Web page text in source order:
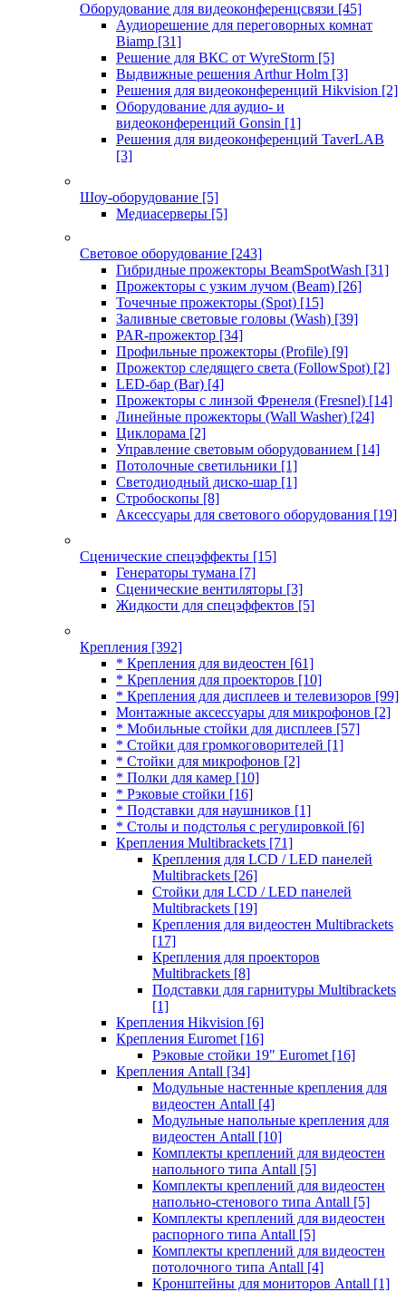
Оборудование для видеоконференцсвязи [45]
Аудиорешение для переговорных комнат
Biamp [31]
Решение для ВКС от WyreStorm [5]
Выдвижные решения Arthur Holm [3]
Решения для видеоконференций Hikvision [2]
Оборудование для аудио- и
видеоконференций Gonsin [1]
Решения для видеоконференций TaverLAB
[3]
Шоу-оборудование [5]
Медиасерверы [5]
Световое оборудование [243]
Гибридные прожекторы BeamSpotWash [31]
Прожекторы с узким лучом (Beam) [26]
Точечные прожекторы (Spot) [15]
Заливные световые головы (Wash) [39]
PAR-прожектор [34]
Профильные прожекторы (Profile) [9]
Прожектор следящего света (FollowSpot) [2]
LED-бар (Bar) [4]
Прожекторы с линзой Френеля (Fresnel) [14]
Линейные прожекторы (Wall Washer) [24]
Циклорама [2]
Управление световым оборудованием [14]
Потолочные светильники [1]
Светодиодный диско-шар [1]
Стробоскопы [8]
Аксессуары для светового оборудования [19]
Сценические спецэффекты [15]
Генераторы тумана [7]
Сценические вентиляторы [3]
Жидкости для спецэффектов [5]
Крепления [392]
* Крепления для видеостен [61]
* Крепления для проекторов [10]
* Крепления для дисплеев и телевизоров [99]
Монтажные аксессуары для микрофонов [2]
* Мобильные стойки для дисплеев [57]
* Стойки для громкоговорителей [1]
* Стойки для микрофонов [2]
* Полки для камер [10]
* Рэковые стойки [16]
* Подставки для наушников [1]
* Столы и подстолья с регулировкой [6]
Крепления Multibrackets [71]
Крепления для LCD / LED панелей
Multibrackets [26]
Стойки для LCD / LED панелей
Multibrackets [19]
Крепления для видеостен Multibrackets
[17]
Крепления для проекторов
Multibrackets [8]
Подставки для гарнитуры Multibrackets
[1]
Крепления Hikvision [6]
Крепления Euromet [16]
Рэковые стойки 19" Euromet [16]
Крепления Antall [34]
Модульные настенные крепления для
видеостен Antall [4]
Модульные напольные крепления для
видеостен Antall [10]
Комплекты креплений для видеостен
напольного типа Antall [5]
Комплекты креплений для видеостен
напольно-стенового типа Antall [5]
Комплекты креплений для видеостен
распорного типа Antall [5]
Комплекты креплений для видеостен
потолочного типа Antall [4]
Кронштейны для мониторов Antall [1]